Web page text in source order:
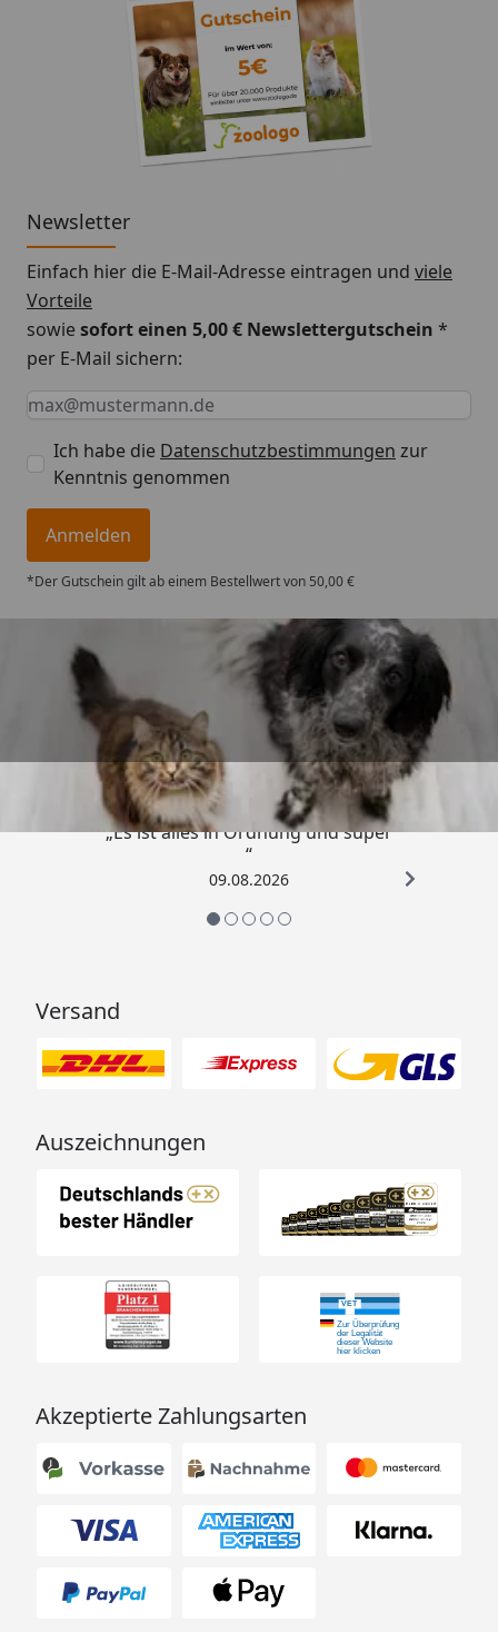
Newsletter
Einfach hier die E-Mail-Adresse eintragen und viele
Vorteile
sowiesofort einen 5,00 € Newslettergutschein *
per E-Mail sichern:
Keine Eingabe erforderlich
Eingabe erforderlich
E-Mail *
Ich habe die Datenschutzbestimmungen zur
Kenntnis genommen
Anmelden
*Der Gutschein gilt ab einem Bestellwert von 50,00 €
Trusted Shops
/ 5
„Es ist alles in Ordnung und super
“
09.08.2026
Versand
Auszeichnungen
Akzeptierte Zahlungsarten